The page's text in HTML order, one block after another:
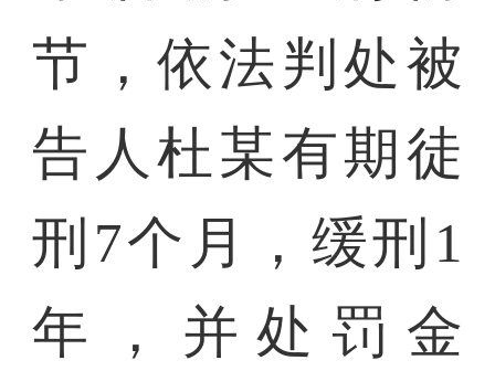
节，依法判处被
告人杜某有期徒
刑7个月，缓刑1
年，并处罚金